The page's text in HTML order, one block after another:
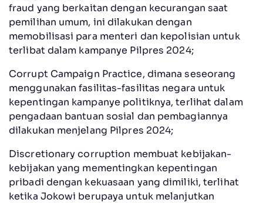
fraud yang berkaitan dengan kecurangan saat
pemilihan umum, ini dilakukan dengan
memobilisasi para menteri dan kepolisian untuk
terlibat dalam kampanye Pilpres 2024;
Corrupt Campaign Practice, dimana seseorang
menggunakan fasilitas-fasilitas negara untuk
kepentingan kampanye politiknya, terlihat dalam
pengadaan bantuan sosial dan pembagiannya
dilakukan menjelang Pilpres 2024;
Discretionary corruption membuat kebijakan-
kebijakan yang mementingkan kepentingan
pribadi dengan kekuasaan yang dimiliki, terlihat
ketika Jokowi berupaya untuk melanjutkan